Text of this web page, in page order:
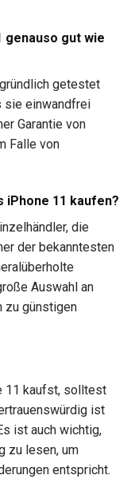
genauso gut wie
getestet
sie einwandfrei
Garantie von
Falle von
iPhone 11 kaufen?
die
der bekanntesten
Auswahl an
zu günstigen
11 kaufst, solltest
ist
ist auch wichtig,
zu lesen, um
entspricht.